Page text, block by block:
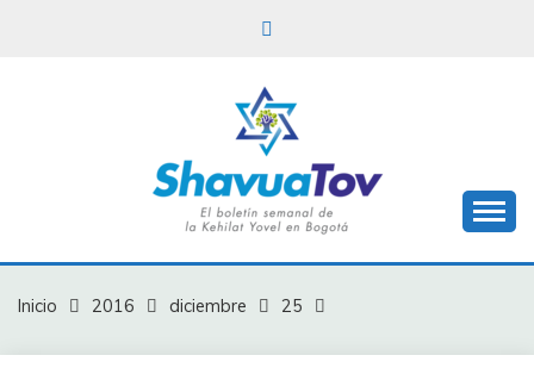
BOLETÍN SHAVUA
TOV
Inicio 2016 diciembre 25